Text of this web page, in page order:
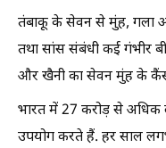
तंबाकू के सेवन से मुंह, गला
तथा सांस संबंधी कई गंभीर
और खैनी का सेवन मुंह के
भारत में 27 करोड़ से अधिक
उपयोग करते हैं. हर साल